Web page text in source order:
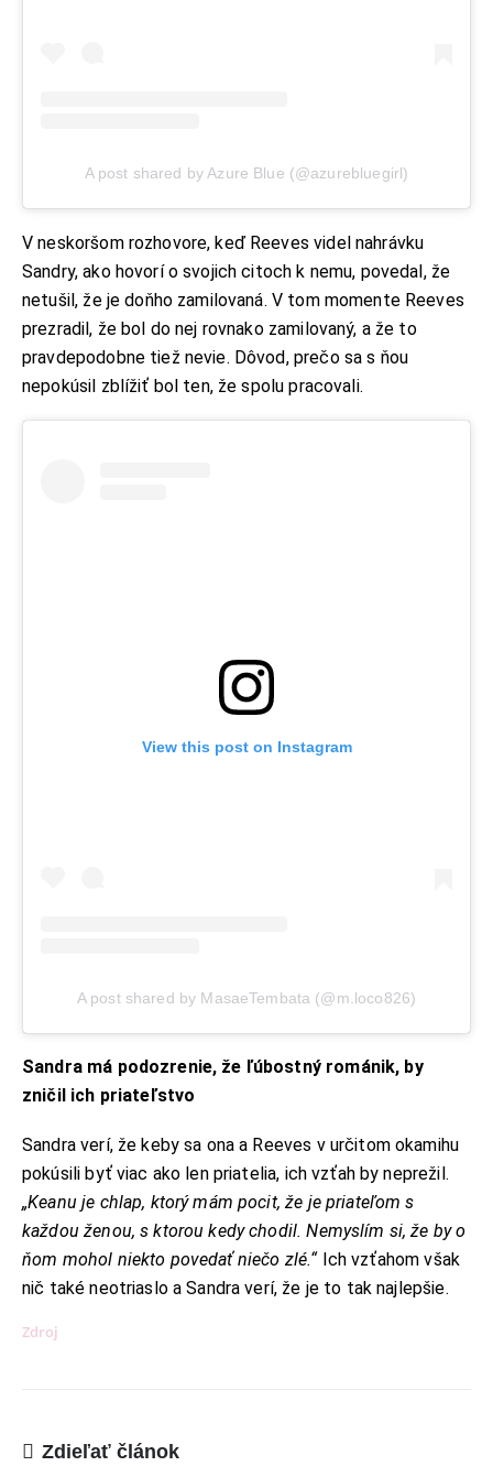
A post shared by Azure Blue (@azurebluegirl)
V neskoršom rozhovore, keď Reeves videl nahrávku
Sandry, ako hovorí o svojich citoch k nemu, povedal, že
netušil, že je doňho zamilovaná. V tom momente Reeves
prezradil, že bol do nej rovnako zamilovaný, a že to
pravdepodobne tiež nevie. Dôvod, prečo sa s ňou
nepokúsil zblížiť bol ten, že spolu pracovali.
View this post on Instagram
A post shared by MasaeTembata (@m.loco826)
Sandra má podozrenie, že ľúbostný románik, by
zničil ich priateľstvo
Sandra verí, že keby sa ona a Reeves v určitom okamihu
pokúsili byť viac ako len priatelia, ich vzťah by neprežil.
„Keanu je chlap, ktorý mám pocit, že je priateľom s
každou ženou, s ktorou kedy chodil. Nemyslím si, že by o
ňom mohol niekto povedať niečo zlé.“ Ich vzťahom však
nič také neotriaslo a Sandra verí, že je to tak najlepšie.
Zdroj
Zdieľať článok
KONTAKT
ADRESA:
Jantárová 30, Košice
TELEFÓN:
+421 901 762 147
EMAIL:
ahoj@lalala.sk
SME DOSTUPNÍ: